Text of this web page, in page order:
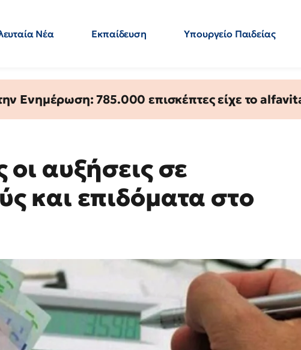
Νέα Εκπαίδευση Υπουργείο Παιδείας
Ενημέρωση: 785.000 επισκέπτες είχε το
αυξήσεις σε
και επιδόματα στο